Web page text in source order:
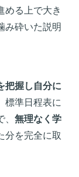
める上で大き
み砕いた説明
把握し自分に
標準日程表に
無理なく学
分を完全に取